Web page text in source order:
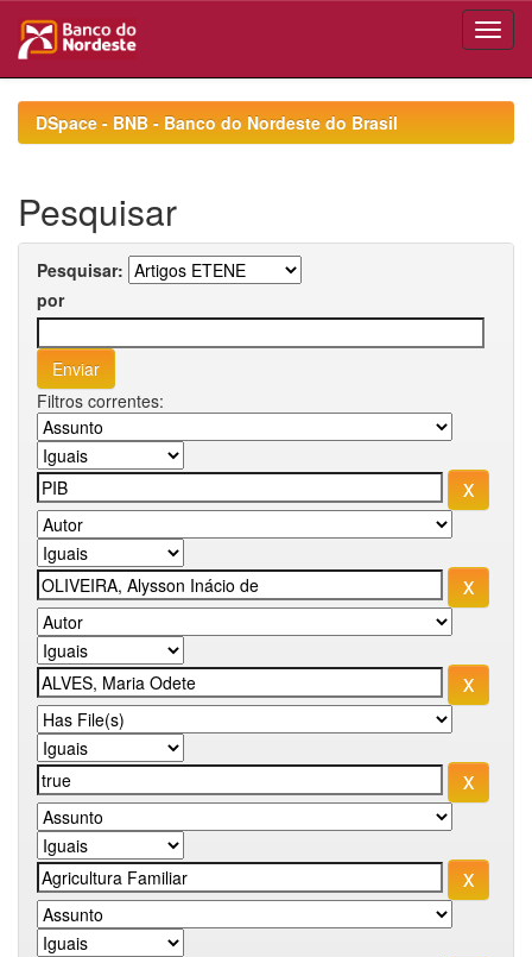
navigationDSpace - BNB - Banco do Nordeste do Brasil
Pesquisar
Pesquisar:
por
Filtros correntes: